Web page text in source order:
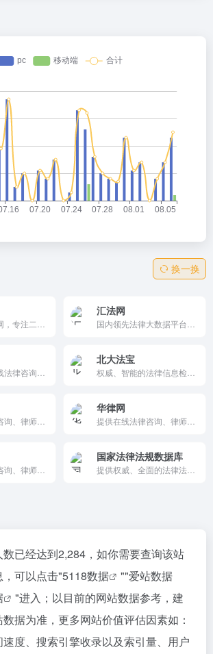
换一换
汇法网
北大法宝
华律网
国家法律法规数据库
已经达到2,284，如你需要查询该站
可以点击"5118数据 ""爱站数据
"进入；以目前的网站数据参考，建
据为准，更多网站价值评估因素如：
度、搜索引擎收录以及索引量、用户